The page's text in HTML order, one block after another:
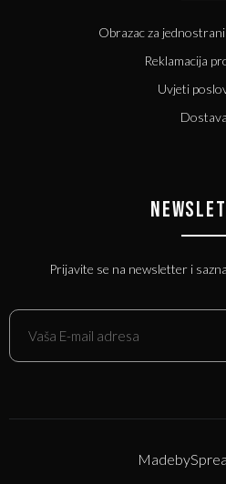
Obrazac za
Reklamacija
Uvjeti
Dostava
Prijavite se na newsletter i
Madeby